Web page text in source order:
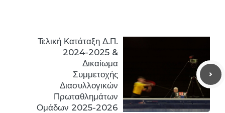
Τελική Κατάταξη Δ.Π.
2024-2025 &
Δικαίωμα
Συμμετοχής
Διασυλλογικών
Πρωταθλημάτων
Ομάδων 2025-2026